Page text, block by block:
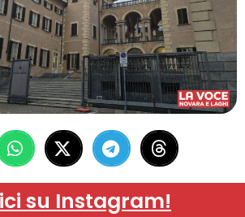
su Instagram!